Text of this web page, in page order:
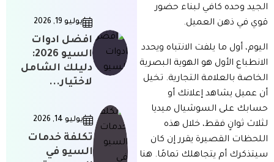
الجيد وحده كافي لبناء حضور
قوي في ذهن العميل.
اليوم، أول ما يلفت الانتباه ويحدد
الانطباع الأول هو الهوية البصرية
الخاصة بالعلامة التجارية. تخيل
أن عميل يشاهد إعلانك أو
حسابك على السوشيال ميديا
لثلاث ثوانٍ فقط، خلال هذه
اللحظات القصيرة يقرر إن كان
سيتذكرك أم يتجاهلك تمامًا. هنا
يوليو 19, 2026
افضل ادوات
السيو 2026:
دليلك الشامل
لاختيار...
يوليو 14, 2026
تكلفة خدمات
السيو في